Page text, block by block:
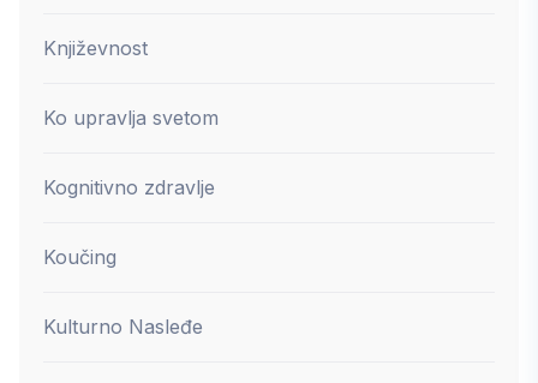
Književnost
Ko upravlja svetom
Kognitivno zdravlje
Koučing
Kulturno Nasleđe